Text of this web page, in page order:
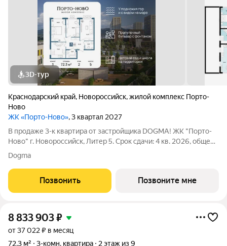
3D-тур
Краснодарский край, Новороссийск,жилой комплекс Порто-
Ново
ЖК «Порто-Ново», 3 квартал 2027
В продаже 3-к квартира от застройщика DOGMA! ЖК "Порто-
Ново" г. Новороссийск, Литер 5. Срок сдачи: 4 кв. 2026, общей
площадью 72.3 кв.м., на 2 этаже. ЖК "Порто-Ново" новый порт
для комфортной жизни. Место, где шум Чёрного моря
становится саундтреком
Dogma
Позвонить Позвоните мне
8 833 903₽
от 37 022 ₽ в месяц
72,3 м²
3-комн. квартира 2 этаж из 9